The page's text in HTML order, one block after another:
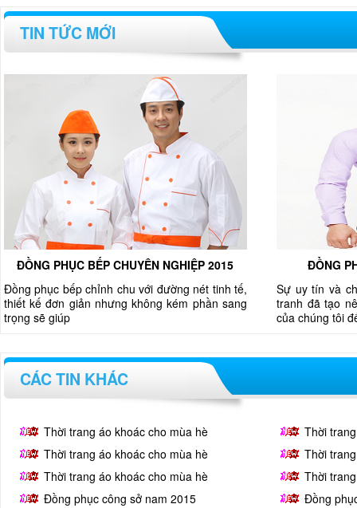
TIN TỨC MỚI
ĐỒNG PHỤC BẾP CHUYÊN NGHIỆP 2015
Đồng phục bếp chỉnh chu với đường nét tinh tế,
thiết kế đơn giản nhưng không kém phần sang
trọng sẽ giúp
ĐỒNG
Sự uy tín và
tranh đã tạo
của chúng tôi
CÁC TIN KHÁC
Thời trang áo khoác cho mùa hè
Thời
Thời trang áo khoác cho mùa hè
Thời
Thời trang áo khoác cho mùa hè
Thời
Đồng phục công sở nam 2015
Đồng